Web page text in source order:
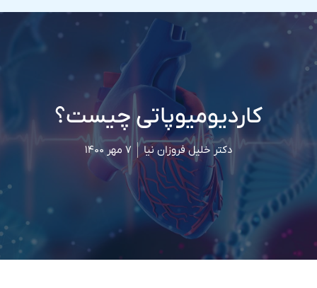
کاردیومیوپاتی چیست؟
دکتر خلیل فروزان نیا ۷ مهر ۱۴۰۰